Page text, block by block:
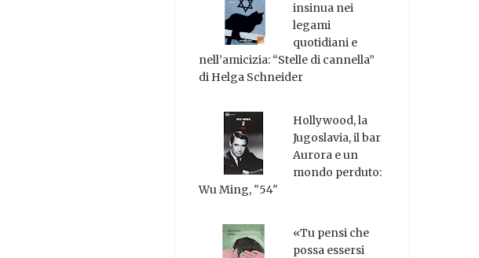
insinua nei
legami
quotidiani e
nell’amicizia: “Stelle di cannella”
di Helga Schneider
Hollywood, la
Jugoslavia, il bar
Aurora e un
mondo perduto:
Wu Ming, "54"
«Tu pensi che
possa essersi